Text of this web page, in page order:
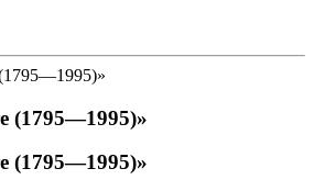
(1795—1995)»
(1795—1995)»